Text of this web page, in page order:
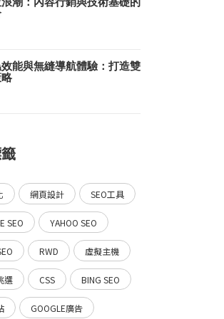
能與無縫導航體驗：打造雙
網頁設計 SEO工具
SEO YAHOO SEO
RWD 虛擬主機
選 CSS BING SEO
GOOGLE廣告